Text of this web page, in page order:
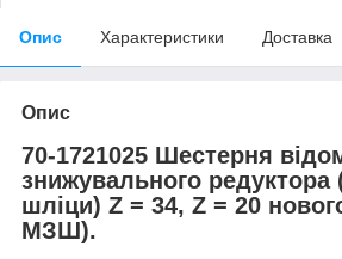
Опис Характеристики Доставка
Опис
70-1721025 Шестерня
знижувального редуктора
шліци) Z = 34, Z = 20
МЗШ).